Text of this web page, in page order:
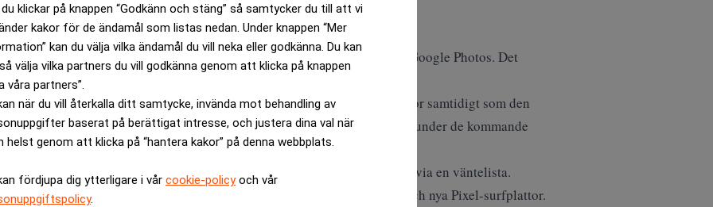
klickar på knappen “Godkänn och stäng” så samtycker du till att vi
kakor för de ändamål som listas nedan. Under knappen “Mer
kan du välja vilka ändamål du vill neka eller godkänna. Du kan
välja vilka partners du vill godkänna genom att klicka på knappen
våra partners”.
när du vill återkalla ditt samtycke, invända mot behandling av
baserat på berättigat intresse, och justera dina val när
helst genom att klicka på “hantera kakor” på denna webbplats.
fördjupa dig ytterligare i vår cookie-policyoch vår
.
intelligens, AI, i sin sökmotor samt andra produkter som Gmail och Google Photos. Det
utvecklarkonferens I/O, rapporterar amerikanska medier.
Generative Experience, SGE, kommer att kunna ge svar på öppna frågor samtidigt som den
till hemsidor. Produkten uppges bli åtkomlig för Labs-användare under de kommande
i USA kommer de att få åtkomst till SGE under de närmaste veckorna via en väntelista.
också sin första vikbara mobil, Pixel Fold, samt en ny Pixel 7a-mobil och nya Pixel-surfplattor.